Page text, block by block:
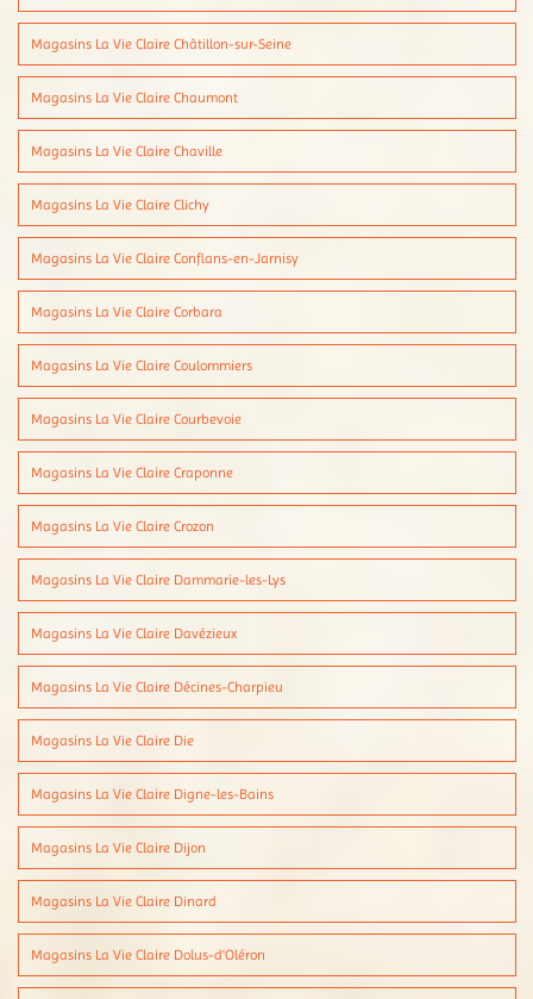
Magasins La Vie Claire Châtillon-sur-Seine
Magasins La Vie Claire Chaumont
Magasins La Vie Claire Chaville
Magasins La Vie Claire Clichy
Magasins La Vie Claire Conflans-en-Jarnisy
Magasins La Vie Claire Corbara
Magasins La Vie Claire Coulommiers
Magasins La Vie Claire Courbevoie
Magasins La Vie Claire Craponne
Magasins La Vie Claire Crozon
Magasins La Vie Claire Dammarie-les-Lys
Magasins La Vie Claire Davézieux
Magasins La Vie Claire Décines-Charpieu
Magasins La Vie Claire Die
Magasins La Vie Claire Digne-les-Bains
Magasins La Vie Claire Dijon
Magasins La Vie Claire Dinard
Magasins La Vie Claire Dolus-d'Oléron